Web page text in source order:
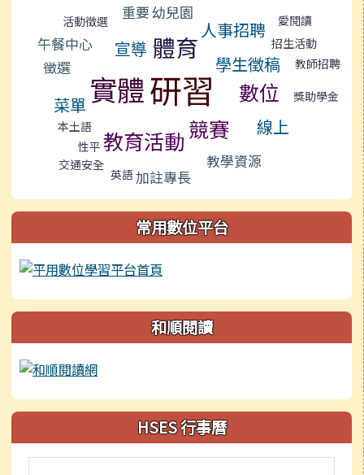
活動徵選 重要幼兒園 愛閱讀
午餐中心 宣導 體育
人事招聘
招生活動
徵選
實體研習
學生徵稿 教師招聘
菜單 數位
獎助學金
本土語
教育活動競賽 線上
性平
交通安全
英語加註專長
教學資源
常用數位平台
和順閱讀
HSES 行事曆